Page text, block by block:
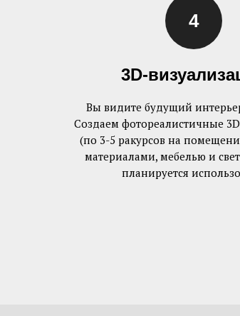
3D-
Вы видите будущий
Создаем фотореалистичные
(по 3-5 ракурсов на
материалами, мебелью и
планируется